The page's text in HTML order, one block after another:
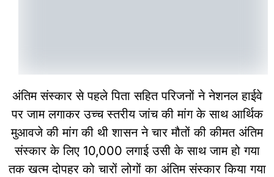
अंतिम संस्‍कार से पहले पिता सहित परिजनों ने नेशनल हाईवे
पर जाम लगाकर उच्च स्तरीय जांच की मांग के साथ आर्थिक
मुआवजे की मांग की थी शासन ने चार मौतों की कीमत अंतिम
संस्कार के लिए 10,000 लगाई उसी के साथ जाम हो गया
तक खत्म दोपहर को चारों लोगों का अंतिम संस्कार किया गया